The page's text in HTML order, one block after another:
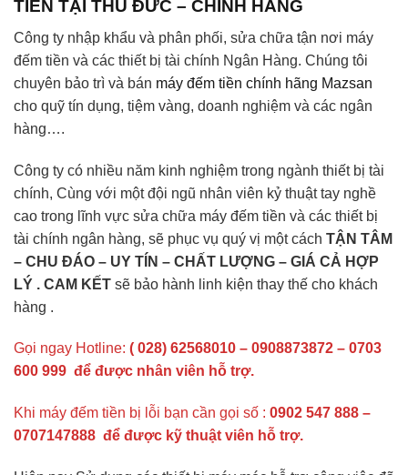
TIỀN TẠI THỦ ĐỨC – CHÍNH HÃNG
Công ty nhập khẩu và phân phối, sửa chữa tận nơi máy
đếm tiền và các thiết bị tài chính Ngân Hàng. Chúng tôi
chuyên bảo trì và bán máy đếm tiền chính hãng Mazsan
cho quỹ tín dụng, tiệm vàng, doanh nghiệm và các ngân
hàng….
Công ty có nhiều năm kinh nghiệm trong ngành thiết bị tài
chính, Cùng với một đội ngũ nhân viên kỷ thuật tay nghề
cao trong lĩnh vực sửa chữa máy đếm tiền và các thiết bị
tài chính ngân hàng, sẽ phục vụ quý vị một cách TẬN TÂM
– CHU ĐÁO – UY TÍN – CHẤT LƯỢNG – GIÁ CẢ HỢP
LÝ . CAM KẾT sẽ bảo hành linh kiện thay thế cho khách
hàng .
Gọi ngay Hotline: ( 028) 62568010 – 0908873872 – 0703
600 999 để được nhân viên hỗ trợ.
Khi máy đếm tiền bị lỗi bạn cần gọi số : 0902 547 888 –
0707147888 để được kỹ thuật viên hỗ trợ.